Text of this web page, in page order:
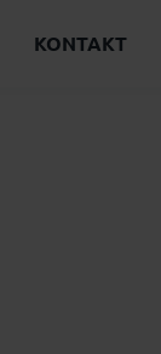
KONTAKT